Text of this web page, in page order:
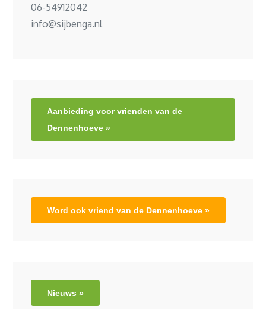
06-54912042
info@sijbenga.nl
Aanbieding voor vrienden van de
Dennenhoeve »
Word ook vriend van de Dennenhoeve »
Nieuws »